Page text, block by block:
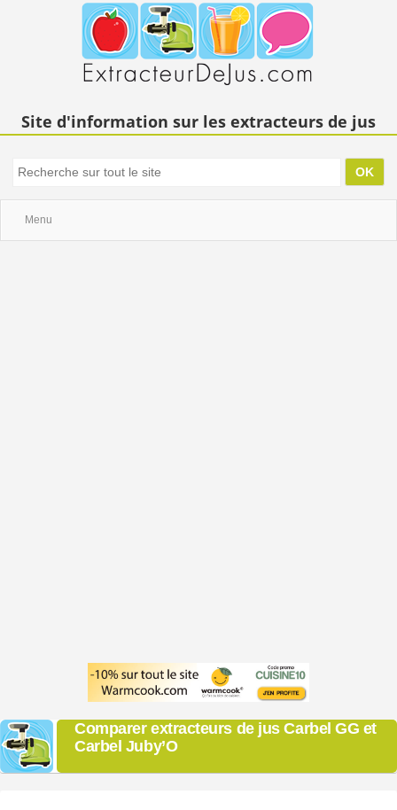
Site d'information sur les extracteurs de jus
Menu
Comparer extracteurs de jus Carbel GG et
Carbel Juby’O